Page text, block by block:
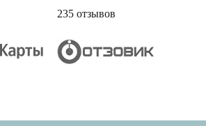
235 отзывов